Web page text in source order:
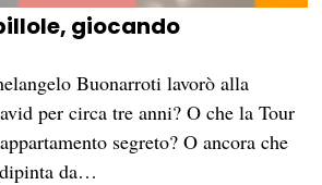
giocando
Buonarroti lavorò alla
per circa tre anni? O che la Tour
segreto? O ancora che
da…